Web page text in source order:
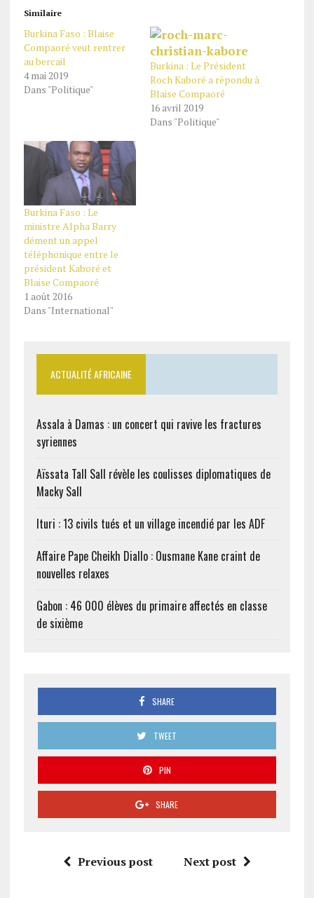
Similaire
Burkina Faso : Blaise
Compaoré veut rentrer
au bercail
4 mai 2019
Dans "Politique"
Burkina : Le Président
Roch Kaboré a répondu à
Blaise Compaoré
16 avril 2019
Dans "Politique"
Burkina Faso : Le
ministre Alpha Barry
dément un appel
téléphonique entre le
président Kaboré et
Blaise Compaoré
1 août 2016
Dans "International"
ACTUALITÉ AFRICAINE
Assala à Damas : un concert qui ravive les fractures
syriennes
Aïssata Tall Sall révèle les coulisses diplomatiques de
Macky Sall
Ituri : 13 civils tués et un village incendié par les ADF
Affaire Pape Cheikh Diallo : Ousmane Kane craint de
nouvelles relaxes
Gabon : 46 000 élèves du primaire affectés en classe
de sixième
SHARE
TWEET
PIN
SHARE
Previous post Next post